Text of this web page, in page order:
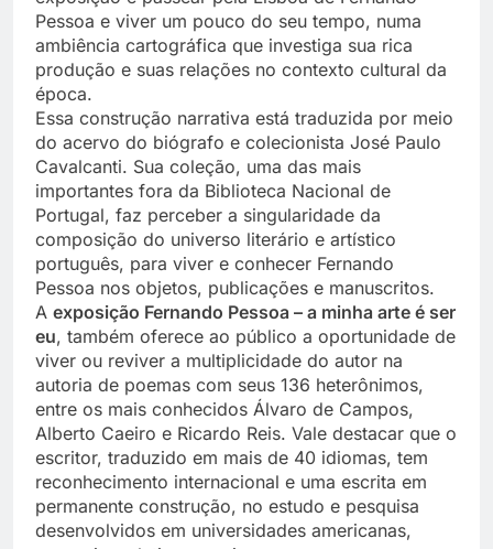
Pessoa e viver um pouco do seu tempo, numa
ambiência cartográfica que investiga sua rica
produção e suas relações no contexto cultural da
época.
Essa construção narrativa está traduzida por meio
do acervo do biógrafo e colecionista José Paulo
Cavalcanti. Sua coleção, uma das mais
importantes fora da Biblioteca Nacional de
Portugal, faz perceber a singularidade da
composição do universo literário e artístico
português, para viver e conhecer Fernando
Pessoa nos objetos, publicações e manuscritos.
A exposição Fernando Pessoa – a minha arte é ser
eu, também oferece ao público a oportunidade de
viver ou reviver a multiplicidade do autor na
autoria de poemas com seus 136 heterônimos,
entre os mais conhecidos Álvaro de Campos,
Alberto Caeiro e Ricardo Reis. Vale destacar que o
escritor, traduzido em mais de 40 idiomas, tem
reconhecimento internacional e uma escrita em
permanente construção, no estudo e pesquisa
desenvolvidos em universidades americanas,